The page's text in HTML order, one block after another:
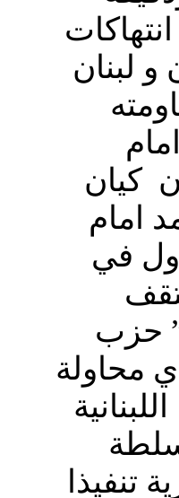
لبنان
كيان
امام
في
حزب
محاولة
تنفيذا